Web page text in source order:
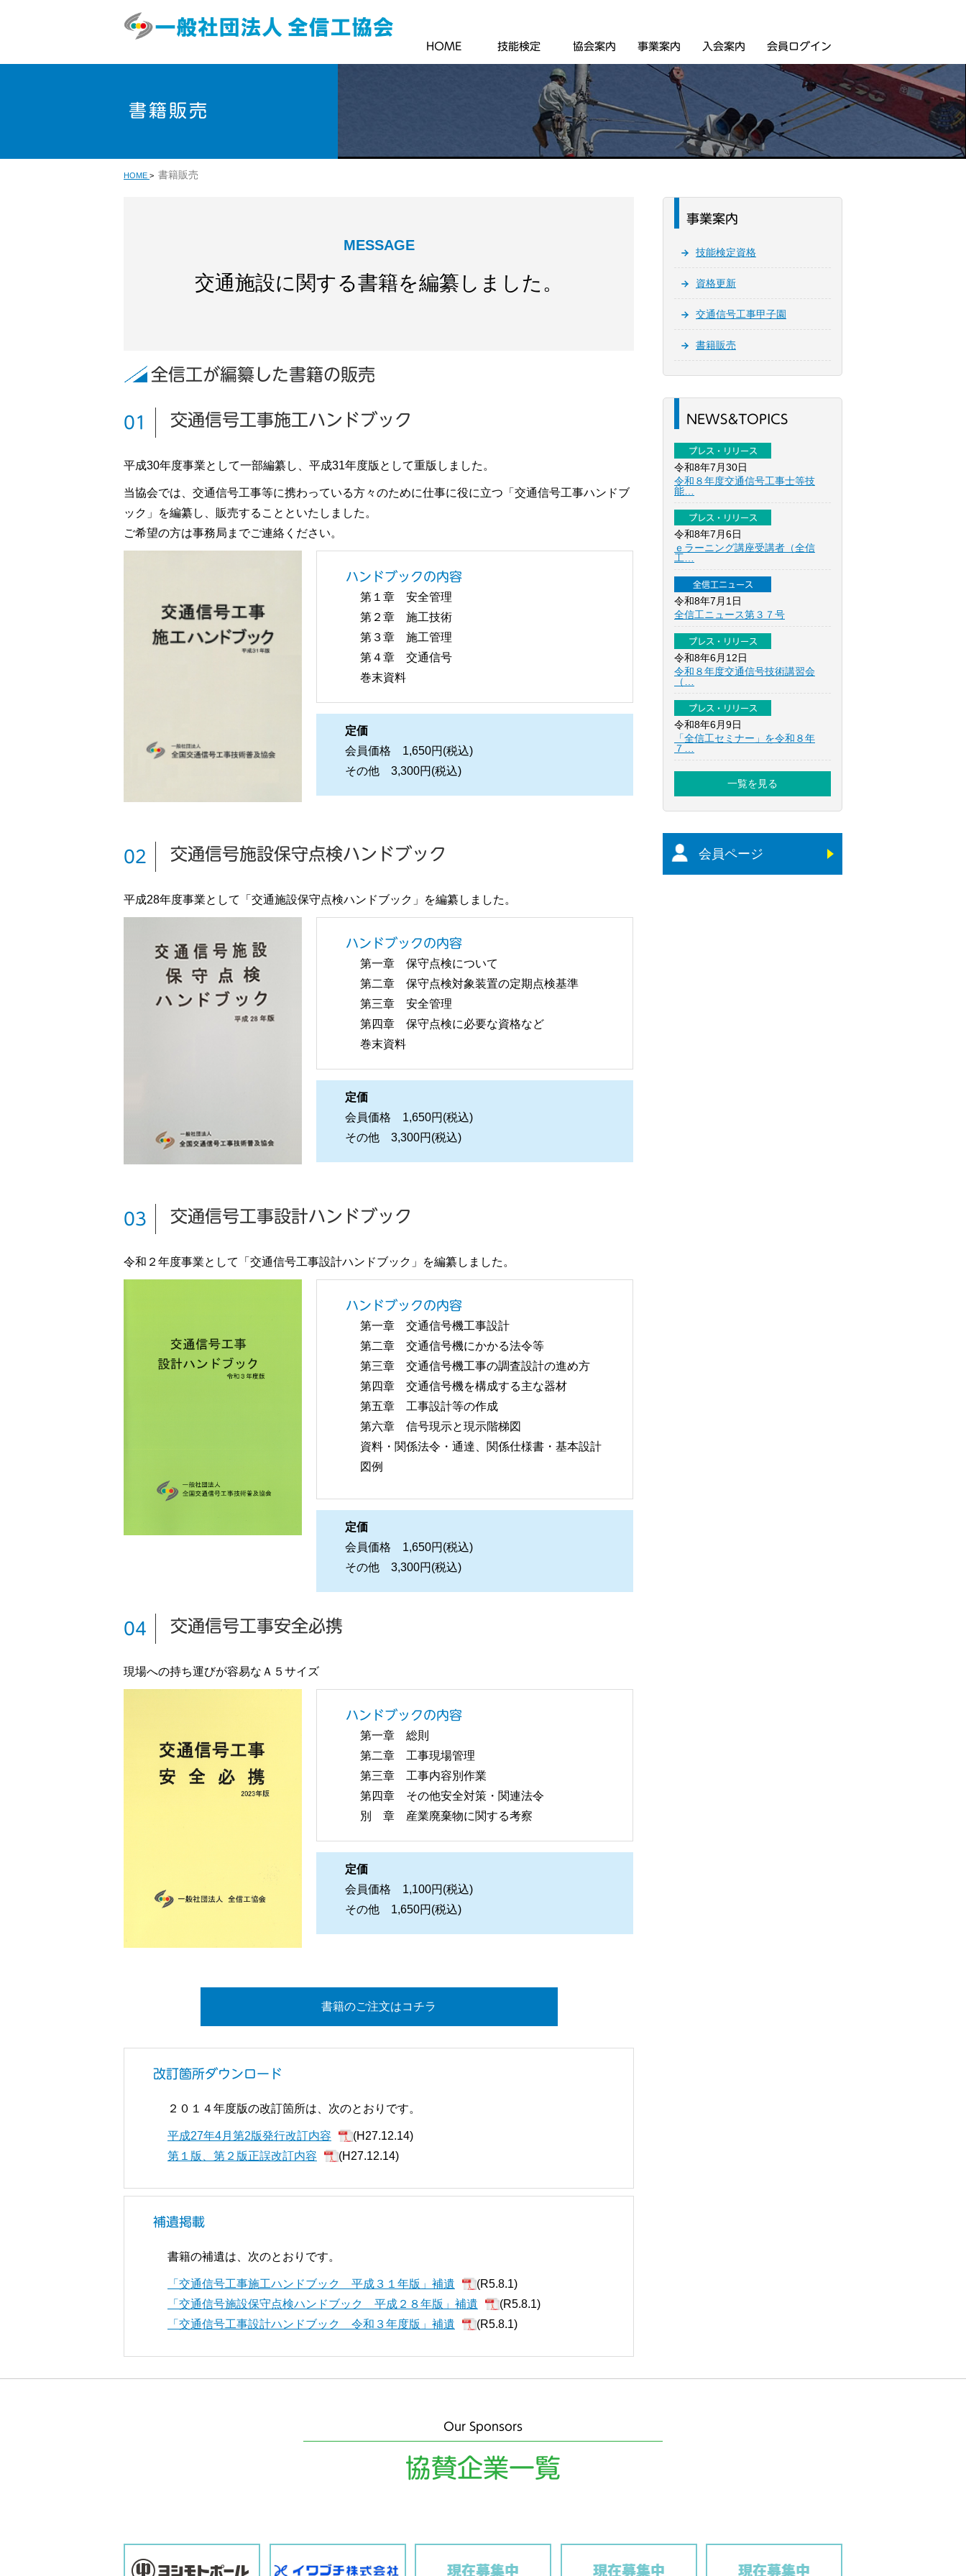
HOME 技能検定 協会案内 事業案内 入会案内 会員ログイン
書籍販売
HOME > 書籍販売
MESSAGE
交通施設に関する書籍を編纂しました。
全信工が編纂した書籍の販売
01 交通信号工事施工ハンドブック
平成30年度事業として一部編纂し、平成31年度版として重版しました。
当協会では、交通信号工事等に携わっている方々のために仕事に役に立つ「交通信号工事ハンドブ
ック」を編纂し、販売することといたしました。
ご希望の方は事務局までご連絡ください。
ハンドブックの内容
第１章 安全管理
第２章 施工技術
第３章 施工管理
第４章 交通信号
巻末資料
定価
会員価格 1,650円(税込)
その他 3,300円(税込)
02 交通信号施設保守点検ハンドブック
平成28年度事業として「交通施設保守点検ハンドブック」を編纂しました。
ハンドブックの内容
第一章 保守点検について
第二章 保守点検対象装置の定期点検基準
第三章 安全管理
第四章 保守点検に必要な資格など
巻末資料
定価
会員価格 1,650円(税込)
その他 3,300円(税込)
03 交通信号工事設計ハンドブック
令和２年度事業として「交通信号工事設計ハンドブック」を編纂しました。
ハンドブックの内容
第一章 交通信号機工事設計
第二章 交通信号機にかかる法令等
第三章 交通信号機工事の調査設計の進め方
第四章 交通信号機を構成する主な器材
第五章 工事設計等の作成
第六章 信号現示と現示階梯図
資料・関係法令・通達、関係仕様書・基本設計
図例
定価
会員価格 1,650円(税込)
その他 3,300円(税込)
04 交通信号工事安全必携
現場への持ち運びが容易なＡ５サイズ
ハンドブックの内容
第一章 総則
第二章 工事現場管理
第三章 工事内容別作業
第四章 その他安全対策・関連法令
別 章 産業廃棄物に関する考察
定価
会員価格 1,100円(税込)
その他 1,650円(税込)
書籍のご注文はコチラ
改訂箇所ダウンロード
２０１４年度版の改訂箇所は、次のとおりです。
平成27年4月第2版発行改訂内容
(H27.12.14)
第１版、第２版正誤改訂内容
(H27.12.14)
補遺掲載
書籍の補遺は、次のとおりです。
「交通信号工事施工ハンドブック 平成３１年版」補遺
(R5.8.1)
「交通信号施設保守点検ハンドブック 平成２８年版」補遺
(R5.8.1)
「交通信号工事設計ハンドブック 令和３年度版」補遺
(R5.8.1)
事業案内
技能検定資格
資格更新
交通信号工事甲子園
書籍販売
NEWS&TOPICS
プレス・リリース
令和8年7月30日
令和８年度交通信号工事士等技
能…
プレス・リリース
令和8年7月6日
ｅラーニング講座受講者（全信
工…
全信工ニュース
令和8年7月1日
全信工ニュース第３７号
プレス・リリース
令和8年6月12日
令和８年度交通信号技術講習会
（…
プレス・リリース
令和8年6月9日
「全信工セミナー」を令和８年
７…
一覧を見る
会員ページ
Our Sponsors
協賛企業一覧